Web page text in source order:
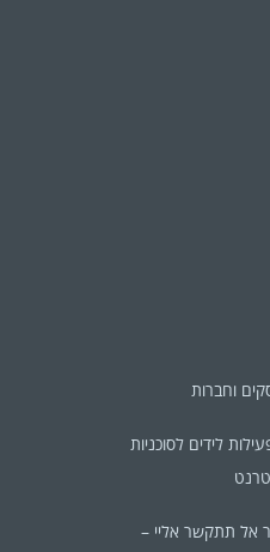
לידים לסוכניות
אל תתקשר אליי –